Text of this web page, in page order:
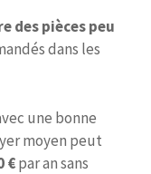
des pièces peu
dans les
une bonne
moyen peut
€par an sans